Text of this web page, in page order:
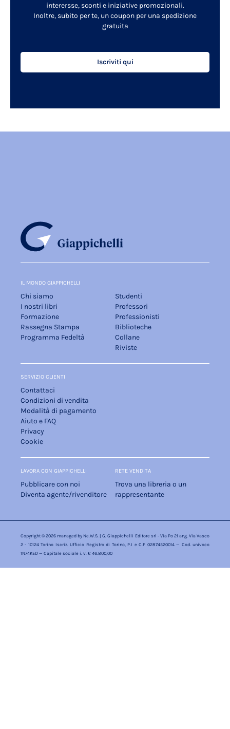
interersse, sconti e iniziative promozionali.
Inoltre, subito per te, un coupon per una spedizione
gratuita
Iscriviti qui
IL MONDO GIAPPICHELLI
Chi siamo
I nostri libri
Formazione
Rassegna Stampa
Programma Fedeltà
Studenti
Professori
Professionisti
Biblioteche
Collane
Riviste
SERVIZIO CLIENTI
Contattaci
Condizioni di vendita
Modalità di pagamento
Aiuto e FAQ
Privacy
Cookie
LAVORA CON GIAPPICHELLI
Pubblicare con noi
Diventa agente/rivenditore
RETE VENDITA
Trova una libreria o un
rappresentante
Copyright © 2026 managed by Ne.W.S. | G. Giappichelli Editore srl - Via Po 21 ang. Via Vasco
2 - 10124 Torino Iscriz. Ufficio Registro di Torino, P.I e C.F 02874520014 — Cod. univoco
1N74KED — Capitale sociale i. v. € 46.800,00